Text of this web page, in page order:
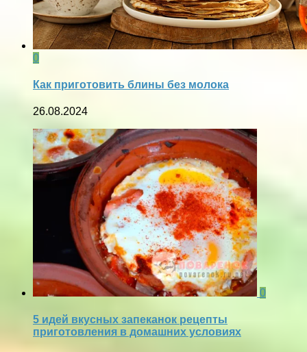
0
Как приготовить блины без молока
26.08.2024
0
5 идей вкусных запеканок рецепты
приготовления в домашних условиях